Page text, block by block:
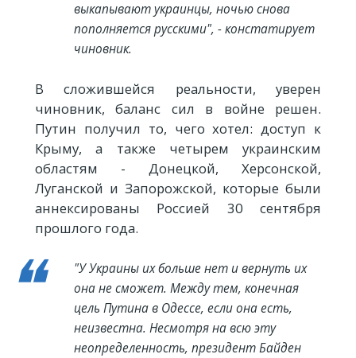
выкапывают украинцы, ночью снова
пополняется русскими", - констатирует
чиновник.
В сложившейся реальности, уверен
чиновник, баланс сил в войне решен.
Путин получил то, чего хотел: доступ к
Крыму, а также четырем украинским
областям - Донецкой, Херсонской,
Луганской и Запорожской, которые были
аннексированы Россией 30 сентября
прошлого года.
"У Украины их больше нет и вернуть их
она не сможет. Между тем, конечная
цель Путина в Одессе, если она есть,
неизвестна. Несмотря на всю эту
неопределенность, президент Байден